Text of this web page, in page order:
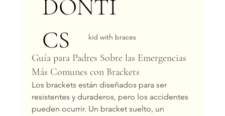
DONTI
CS
kid with braces
Guía para Padres Sobre las Emergencias
Más Comunes con Brackets
Los brackets están diseñados para ser
resistentes y duraderos, pero los accidentes
pueden ocurrir. Un bracket suelto, un